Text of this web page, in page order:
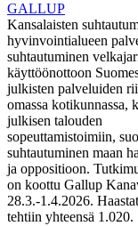
GALLUP
Kansalaisten
hyvinvointialueen
suhtautuminen
käyttöönottoon
julkisten palveluiden
omassa kotikunnassa,
julkisen talouden
sopeuttamistoimiin,
suhtautuminen maan
ja oppositioon.
on koottu Gallup
28.3.-1.4.2026.
tehtiin yhteensä 1.020.